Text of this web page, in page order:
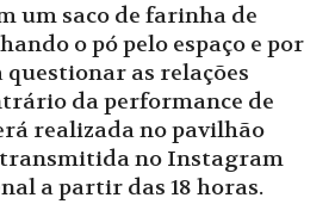
um saco de farinha de
o pó pelo espaço e por
questionar as relações
da performance de
realizada no pavilhão
transmitida no Instagram
a partir das 18 horas.